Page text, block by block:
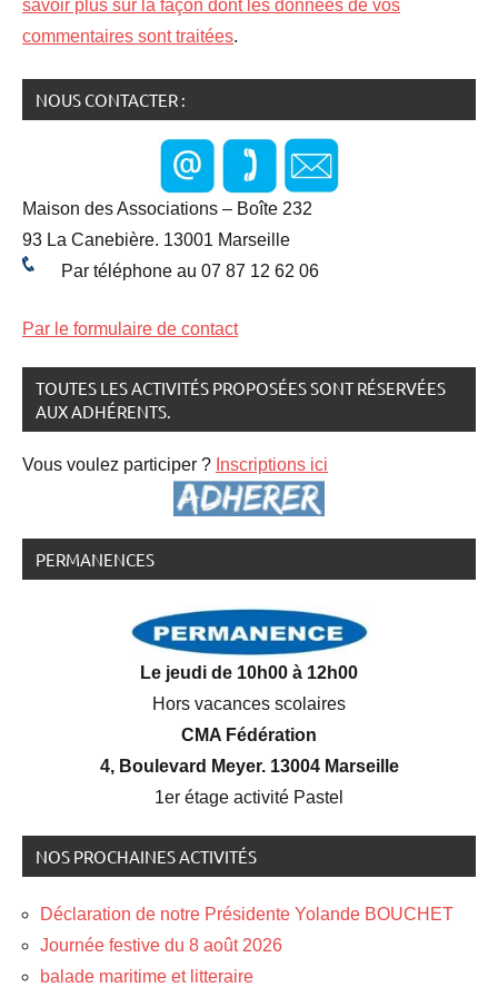
savoir plus sur la façon dont les données de vos
commentaires sont traitées.
NOUS CONTACTER :
Maison des Associations – Boîte 232
93 La Canebière. 13001 Marseille
Par téléphone au 07 87 12 62 06
Par le formulaire de contact
TOUTES LES ACTIVITÉS PROPOSÉES SONT RÉSERVÉES
AUX ADHÉRENTS.
Vous voulez participer ? Inscriptions ici
PERMANENCES
Le jeudi de 10h00 à 12h00
Hors vacances scolaires
CMA Fédération
4, Boulevard Meyer. 13004 Marseille
1er étage activité Pastel
NOS PROCHAINES ACTIVITÉS
Déclaration de notre Présidente Yolande BOUCHET
Journée festive du 8 août 2026
balade maritime et litteraire